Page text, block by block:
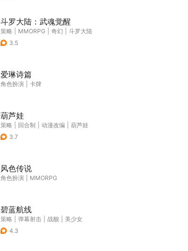
斗罗大陆：武魂觉醒
策略 MMORPG 奇幻
斗罗大陆
3.5
爱琳诗篇
角色扮演 卡牌
葫芦娃
策略 回合制 动漫改编
葫芦娃
3.7
风色传说
角色扮演 MMORPG
碧蓝航线
策略 弹幕射击 战舰
美少女
4.3